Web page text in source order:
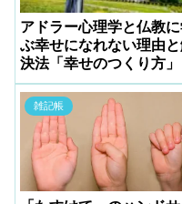
アドラー心理学と仏教
ぶ幸せになれない理由
決法「幸せのつくり方」
雑記帳